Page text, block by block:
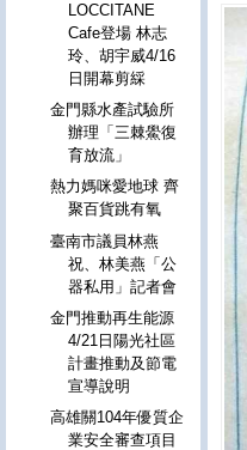
LOCCITANE
Cafe登場 林志
玲、胡宇威4/16
日開幕剪綵
金門縣水產試驗所
辦理「三棘鱟復
育放流」
熱力媽咪愛地球 齊
聚百貨跳有氧
臺南市議員林燕
祝、林美燕「公
器私用」記者會
金門推動再生能源
4/21日陽光社區
計畫推動及節電
宣導說明
高雄關104年優質企
業安全審查項目